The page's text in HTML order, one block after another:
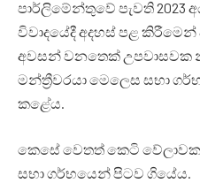
පාර්ලිමේන්තුවේ පැවති 2023
විවාදයේදී අදහස් පළ
අවසන් වනතෙක් උපවාසවක
මන්ත්‍රීවරයා මෙලෙස සභා
කළේය.
කෙසේ වෙතත් කෙටි
සභා ගර්භයෙන් පිටව ගියේය.